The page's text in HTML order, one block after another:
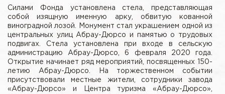
Силами Фонда установлена стела, представляющая
собой изящную именную арку, обвитую кованной
виноградной лозой. Монумент стал украшением одной из
центральных улиц Абрау-Дюрсо и памятью о трудовых
подвигах. Стела установлена при входе в сельскую
администрацию Абрау-Дюрсо, 6 февраля 2020 года.
Открытие начинает ряд мероприятий, посвященных 150-
летию Абрау-Дюрсо. На торжественном событии
присутствовали местные жители, сотрудники завода
«Абрау-Дюрсо» и Центра туризма «Абрау-Дюрсо»,